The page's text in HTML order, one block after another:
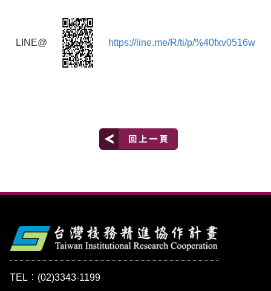
LINE@ https://line.me/R/ti/p/%40fxv0516w
TEL：(02)3343-1199